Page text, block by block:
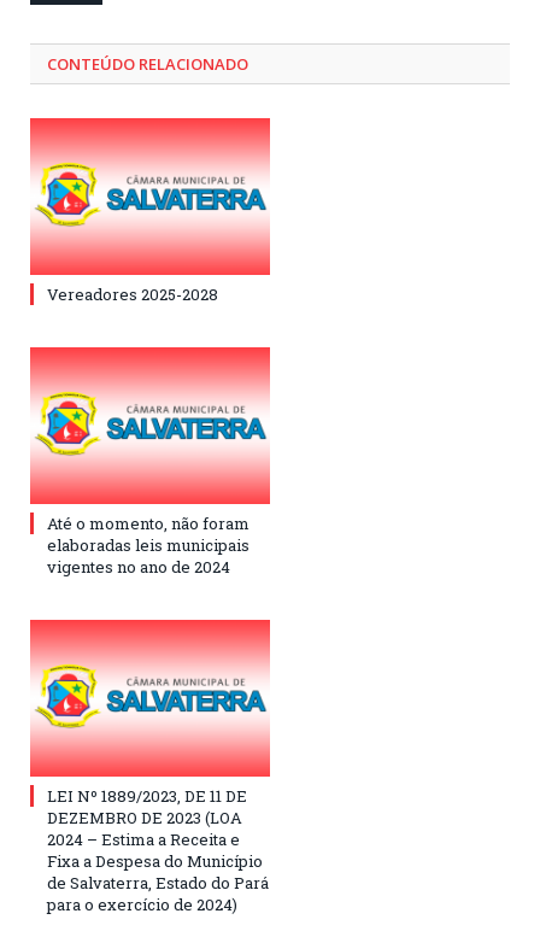
CONTEÚDO RELACIONADO
Vereadores 2025-2028
Até o momento, não foram
elaboradas leis municipais
vigentes no ano de 2024
LEI Nº 1889/2023, DE 11 DE
DEZEMBRO DE 2023 (LOA
2024 – Estima a Receita e
Fixa a Despesa do Município
de Salvaterra, Estado do Pará
para o exercício de 2024)